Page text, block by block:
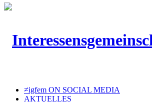
≠igfem ON SOCIAL MEDIA
AKTUELLES